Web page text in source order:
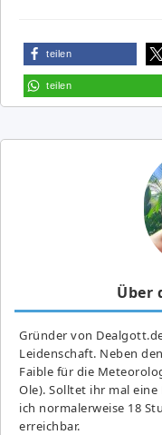
teilen
teilen
Über
Gründer von
Leidenschaft. Neben
Fai­ble für die
Ole). Solltet ihr mal
ich normalerweise 18
erreichbar.